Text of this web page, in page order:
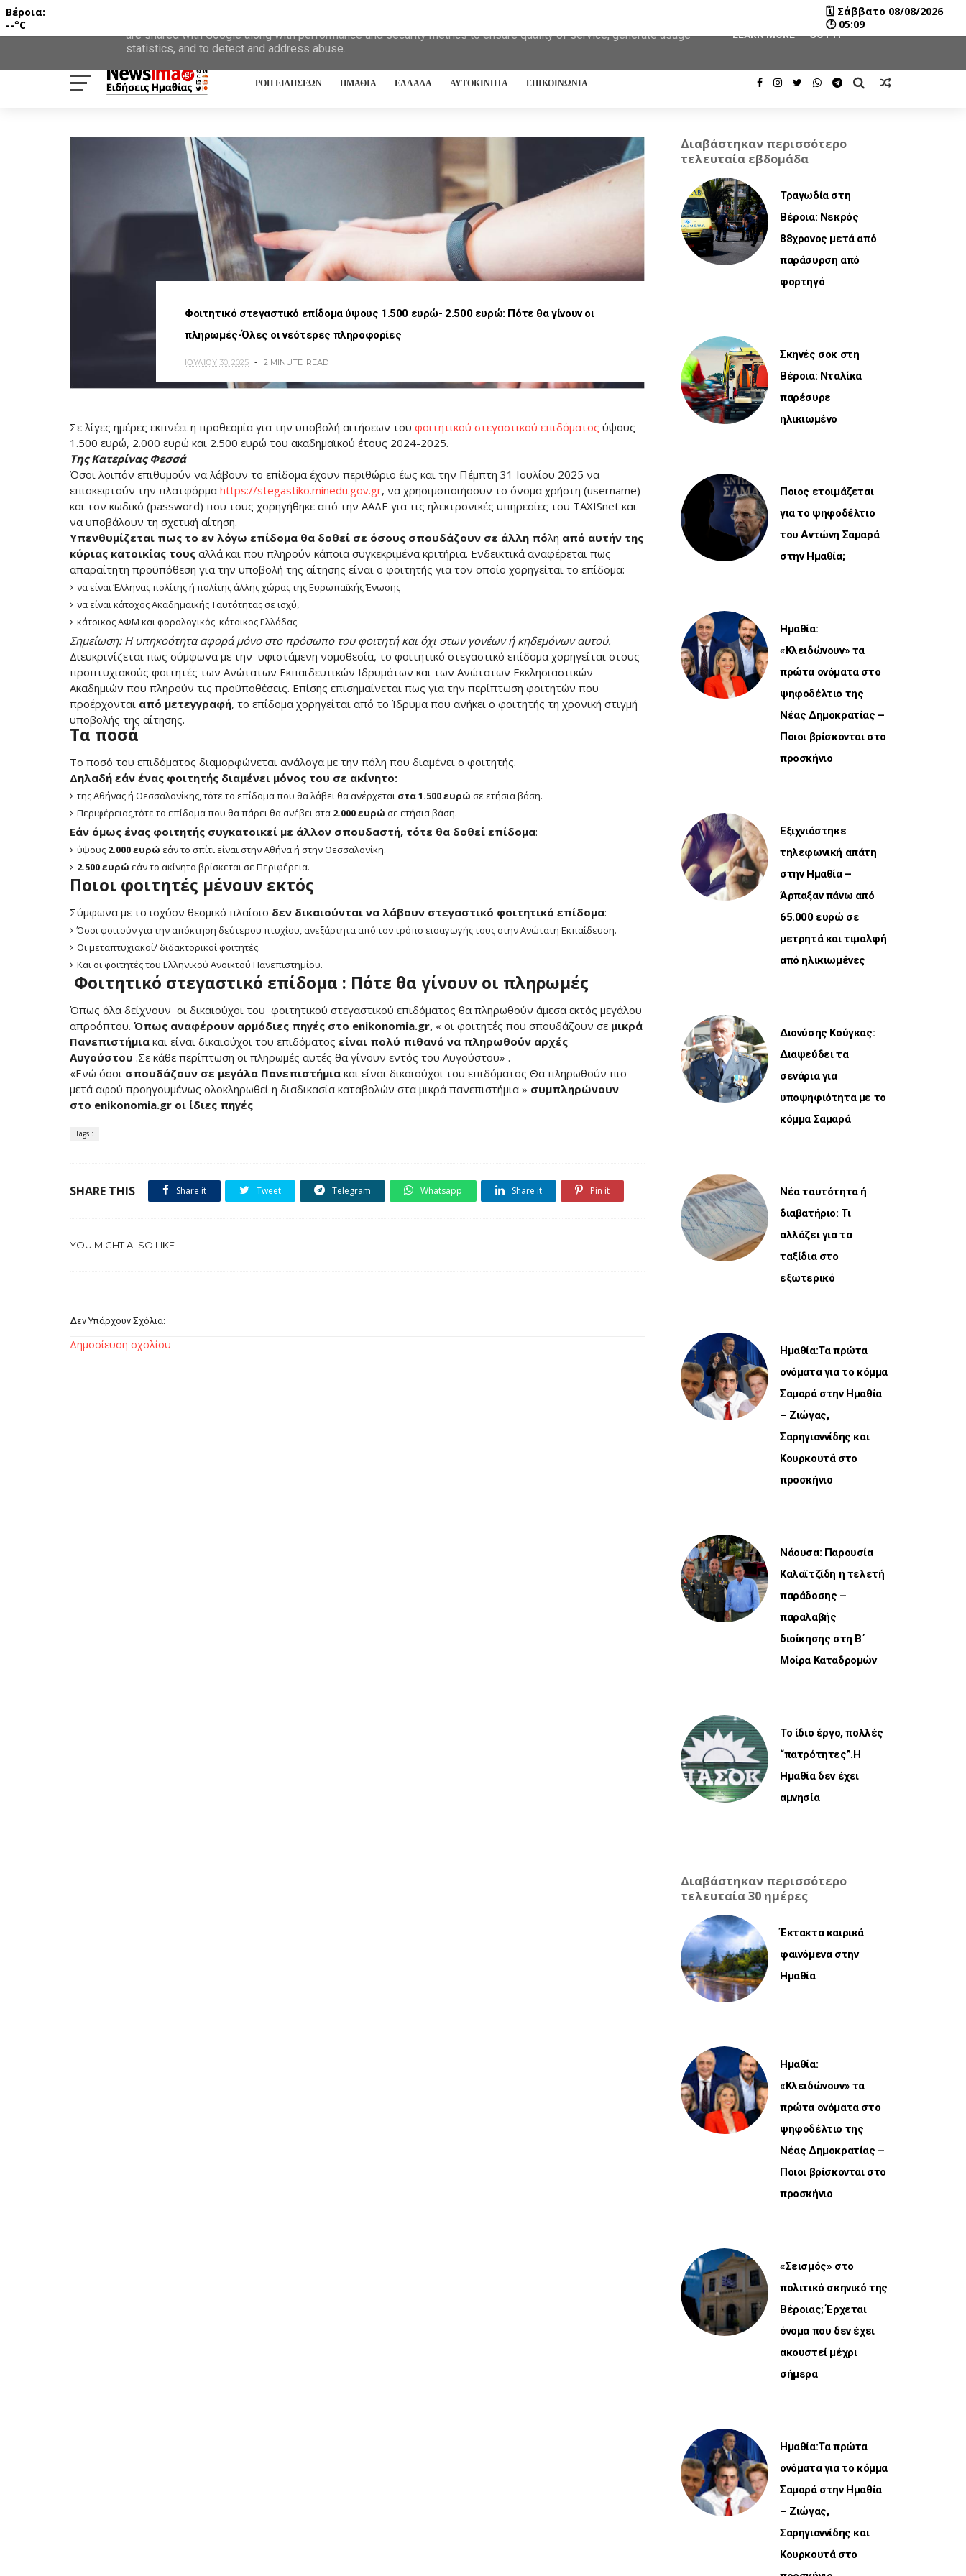
ΡΟΗ ΕΙΔΗΣΕΩΝ ΗΜΑΘΙΑ ΕΛΛΑΔΑ ΑΥΤΟΚΙΝΗΤΑ ΕΠΙΚΟΙΝΩΝΙΑ
Φοιτητικό στεγαστικό επίδομα ύψους 1.500 ευρώ- 2.500 ευρώ: Πότε θα γίνουν οι
πληρωμές-Όλες οι νεότερες πληροφορίες
ΙΟΥΛΊΟΥ 30, 2025 2 MINUTE READ
Σε λίγες ημέρες εκπνέει η προθεσμία για την υποβολή αιτήσεων του φοιτητικού στεγαστικού επιδόματος ύψους
1.500 ευρώ, 2.000 ευρώ και 2.500 ευρώ του ακαδημαϊκού έτους 2024-2025.
Της Κατερίνας Φεσσά
Όσοι λοιπόν επιθυμούν να λάβουν το επίδομα έχουν περιθώριο έως και την Πέμπτη 31 Ιουλίου 2025 να
επισκεφτούν την πλατφόρμα https://stegastiko.minedu.gov.gr, να χρησιμοποιήσουν το όνομα χρήστη (username)
και τον κωδικό (password) που τους χορηγήθηκε από την ΑΑΔΕ για τις ηλεκτρονικές υπηρεσίες του TAXISnet και
να υποβάλουν τη σχετική αίτηση.
Υπενθυμίζεται πως το εν λόγω επίδομα θα δοθεί σε όσους σπουδάζουν σε άλλη πόλη από αυτήν της
κύριας κατοικίας τους αλλά και που πληρούν κάποια συγκεκριμένα κριτήρια. Ενδεικτικά αναφέρεται πως
απαραίτητη προϋπόθεση για την υποβολή της αίτησης είναι ο φοιτητής για τον οποίο χορηγείται το επίδομα:
να είναι Έλληνας πολίτης ή πολίτης άλλης χώρας της Ευρωπαϊκής Ένωσης
να είναι κάτοχος Ακαδημαϊκής Ταυτότητας σε ισχύ,
κάτοικος ΑΦΜ και φορολογικός κάτοικος Ελλάδας.
Σημείωση: Η υπηκοότητα αφορά μόνο στο πρόσωπο του φοιτητή και όχι στων γονέων ή κηδεμόνων αυτού.
Διευκρινίζεται πως σύμφωνα με την υφιστάμενη νομοθεσία, το φοιτητικό στεγαστικό επίδομα χορηγείται στους
προπτυχιακούς φοιτητές των Ανώτατων Εκπαιδευτικών Ιδρυμάτων και των Ανώτατων Εκκλησιαστικών
Ακαδημιών που πληρούν τις προϋποθέσεις. Επίσης επισημαίνεται πως για την περίπτωση φοιτητών που
προέρχονται από μετεγγραφή, το επίδομα χορηγείται από το Ίδρυμα που ανήκει ο φοιτητής τη χρονική στιγμή
υποβολής της αίτησης.
Τα ποσά
Το ποσό του επιδόματος διαμορφώνεται ανάλογα με την πόλη που διαμένει ο φοιτητής.
Δηλαδή εάν ένας φοιτητής διαμένει μόνος του σε ακίνητο:
της Αθήνας ή Θεσσαλονίκης, τότε το επίδομα που θα λάβει θα ανέρχεται στα 1.500 ευρώ σε ετήσια βάση.
Περιφέρειας,τότε το επίδομα που θα πάρει θα ανέβει στα 2.000 ευρώ σε ετήσια βάση.
Εάν όμως ένας φοιτητής συγκατοικεί με άλλον σπουδαστή, τότε θα δοθεί επίδομα:
ύψους 2.000 ευρώ εάν το σπίτι είναι στην Αθήνα ή στην Θεσσαλονίκη.
2.500 ευρώ εάν το ακίνητο βρίσκεται σε Περιφέρεια.
Ποιοι φοιτητές μένουν εκτός
Σύμφωνα με το ισχύον θεσμικό πλαίσιο δεν δικαιούνται να λάβουν στεγαστικό φοιτητικό επίδομα:
‌Όσοι φοιτούν για την απόκτηση δεύτερου πτυχίου, ανεξάρτητα από τον τρόπο εισαγωγής τους στην Ανώτατη Εκπαίδευση.
Οι μεταπτυχιακοί/ διδακτορικοί φοιτητές.
Και οι φοιτητές του Ελληνικού Ανοικτού Πανεπιστημίου.
Φοιτητικό στεγαστικό επίδομα : Πότε θα γίνουν οι πληρωμές
Όπως όλα δείχνουν οι δικαιούχοι του φοιτητικού στεγαστικού επιδόματος θα πληρωθούν άμεσα εκτός μεγάλου
απροόπτου. Όπως αναφέρουν αρμόδιες πηγές στο enikonomia.gr, « οι φοιτητές που σπουδάζουν σε μικρά
Πανεπιστήμια και είναι δικαιούχοι του επιδόματος είναι πολύ πιθανό να πληρωθούν αρχές
Αυγούστου .Σε κάθε περίπτωση οι πληρωμές αυτές θα γίνουν εντός του Αυγούστου» .
«Ενώ όσοι σπουδάζουν σε μεγάλα Πανεπιστήμια και είναι δικαιούχοι του επιδόματος Θα πληρωθούν πιο
μετά αφού προηγουμένως ολοκληρωθεί η διαδικασία καταβολών στα μικρά πανεπιστήμια » συμπληρώνουν
στο enikonomia.gr οι ίδιες πηγές
Tags :
SHARE THIS Share it Tweet Telegram Whatsapp Share it Pin it
YOU MIGHT ALSO LIKE
Δεν Υπάρχουν Σχόλια:
Δημοσίευση σχολίου
Διαβάστηκαν περισσότερο
τελευταία εβδομάδα
Τραγωδία στη
Βέροια: Νεκρός
88χρονος μετά από
παράσυρση από
φορτηγό
Σκηνές σοκ στη
Βέροια: Νταλίκα
παρέσυρε
ηλικιωμένο
Ποιος ετοιμάζεται
για το ψηφοδέλτιο
του Αντώνη Σαμαρά
στην Ημαθία;
Ημαθία:
«Κλειδώνουν» τα
πρώτα ονόματα στο
ψηφοδέλτιο της
Νέας Δημοκρατίας –
Ποιοι βρίσκονται στο
προσκήνιο
Εξιχνιάστηκε
τηλεφωνική απάτη
στην Ημαθία –
Άρπαξαν πάνω από
65.000 ευρώ σε
μετρητά και τιμαλφή
από ηλικιωμένες
Διονύσης Κούγκας:
Διαψεύδει τα
σενάρια για
υποψηφιότητα με το
κόμμα Σαμαρά
Νέα ταυτότητα ή
διαβατήριο: Τι
αλλάζει για τα
ταξίδια στο
εξωτερικό
Ημαθία:Τα πρώτα
ονόματα για το κόμμα
Σαμαρά στην Ημαθία
– Ζιώγας,
Σαρηγιαννίδης και
Κουρκουτά στο
προσκήνιο
Νάουσα: Παρουσία
Καλαϊτζίδη η τελετή
παράδοσης –
παραλαβής
διοίκησης στη Β΄
Μοίρα Καταδρομών
Το ίδιο έργο, πολλές
“πατρότητες”.Η
Ημαθία δεν έχει
αμνησία
Διαβάστηκαν περισσότερο
τελευταία 30 ημέρες
Έκτακτα καιρικά
φαινόμενα στην
Ημαθία
Ημαθία:
«Κλειδώνουν» τα
πρώτα ονόματα στο
ψηφοδέλτιο της
Νέας Δημοκρατίας –
Ποιοι βρίσκονται στο
προσκήνιο
«Σεισμός» στο
πολιτικό σκηνικό της
Βέροιας; Έρχεται
όνομα που δεν έχει
ακουστεί μέχρι
σήμερα
Ημαθία:Τα πρώτα
ονόματα για το κόμμα
Σαμαρά στην Ημαθία
– Ζιώγας,
Σαρηγιαννίδης και
Κουρκουτά στο
Βέροια:
--°C
🗓 Σάββατο 08/08/2026
🕒 05:09
are shared with Google along with performance and security metrics to ensure quality of service, generate usage
statistics, and to detect and address abuse.
LEARN MORE GOT IT